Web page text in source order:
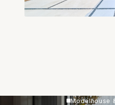
Modelhouse